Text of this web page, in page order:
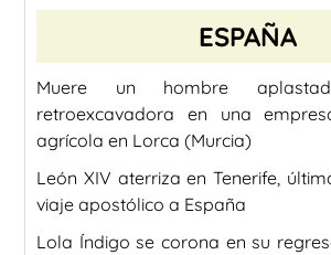
ESPAÑA
Muere un hombre
retroexcavadora en una
agrícola en Lorca (Murcia)
León XIV aterriza en Tenerife,
viaje apostólico a España
Lola Índigo se corona en su